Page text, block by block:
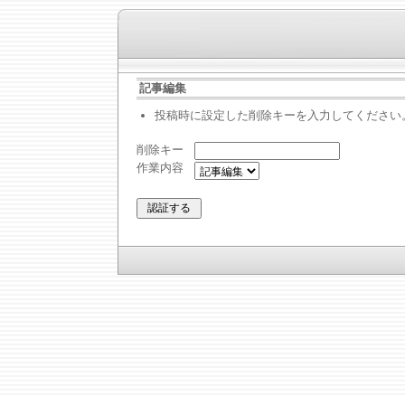
記事編集
投稿時に設定した削除キーを入力してください
削除キー
作業内容